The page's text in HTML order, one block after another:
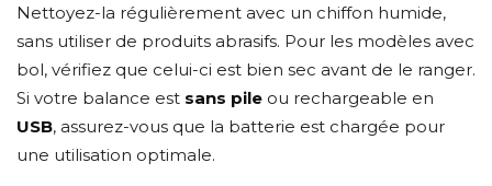
Nettoyez-la régulièrement avec un chiffon humide,
sans utiliser de produits abrasifs. Pour les modèles avec
bol, vérifiez que celui-ci est bien sec avant de le ranger.
Si votre balance est sans pile ou rechargeable en
USB, assurez-vous que la batterie est chargée pour
une utilisation optimale.